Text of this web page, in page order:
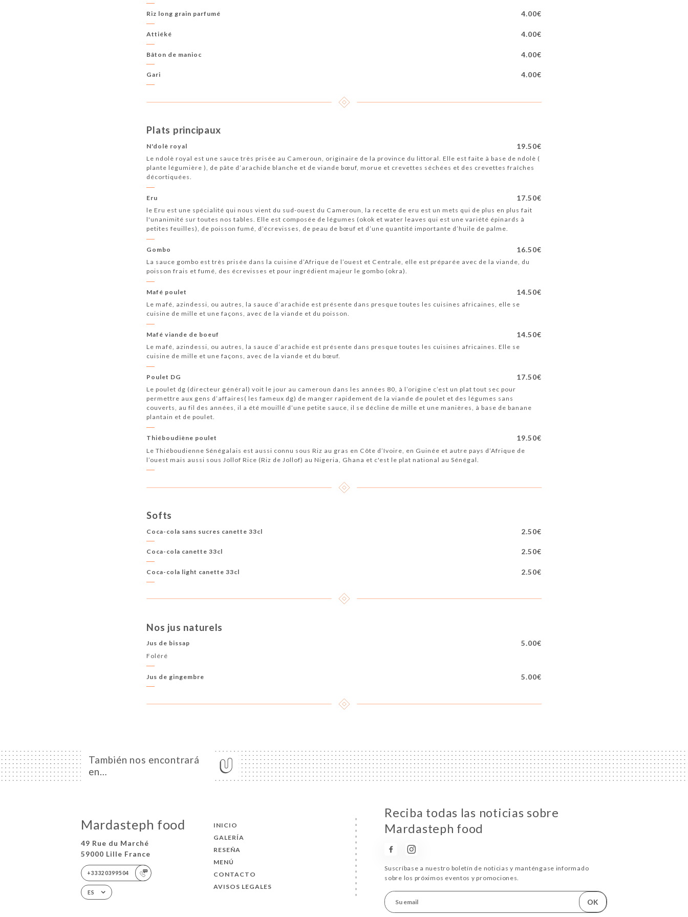
Riz long grain parfumé 4.00€
Attiéké 4.00€
Bâton de manioc 4.00€
Gari 4.00€
Plats principaux
N'dolè royal 19.50€
Le ndolè royal est une sauce très prisée au Cameroun, originaire de la province du littoral. Elle est faite à base de ndolè (
plante légumière ), de pâte d’arachide blanche et de viande bœuf, morue et crevettes séchées et des crevettes fraîches
décortiquées.
Eru 17.50€
le Eru est une spécialité qui nous vient du sud-ouest du Cameroun, la recette de eru est un mets qui de plus en plus fait
l'unanimité sur toutes nos tables. Elle est composée de légumes (okok et water leaves qui est une variété épinards à
petites feuilles), de poisson fumé, d’écrevisses, de peau de bœuf et d’une quantité importante d’huile de palme.
Gombo 16.50€
La sauce gombo est très prisée dans la cuisine d’Afrique de l’ouest et Centrale, elle est préparée avec de la viande, du
poisson frais et fumé, des écrevisses et pour ingrédient majeur le gombo (okra).
Mafé poulet 14.50€
Le mafé, azindessi, ou autres, la sauce d’arachide est présente dans presque toutes les cuisines africaines, elle se
cuisine de mille et une façons, avec de la viande et du poisson.
Mafé viande de boeuf 14.50€
Le mafé, azindessi, ou autres, la sauce d’arachide est présente dans presque toutes les cuisines africaines. Elle se
cuisine de mille et une façons, avec de la viande et du bœuf.
Poulet DG 17.50€
Le poulet dg (directeur général) voit le jour au cameroun dans les années 80, à l’origine c’est un plat tout sec pour
permettre aux gens d’affaires( les fameux dg) de manger rapidement de la viande de poulet et des légumes sans
couverts, au fil des années, il a été mouillé d’une petite sauce, il se décline de mille et une manières, à base de banane
plantain et de poulet.
Thiéboudiène poulet 19.50€
Le Thiéboudienne Sénégalais est aussi connu sous Riz au gras en Côte d’Ivoire, en Guinée et autre pays d’Afrique de
l’ouest mais aussi sous Jollof Rice (Riz de Jollof) au Nigeria, Ghana et c'est le plat national au Sénégal.
Softs
Coca-cola sans sucres canette 33cl 2.50€
Coca-cola canette 33cl 2.50€
Coca-cola light canette 33cl 2.50€
Nos jus naturels
Jus de bissap 5.00€
Foléré
Jus de gingembre 5.00€
También nos encontrará
en…
Mardasteph food
49 Rue du Marché
59000 Lille France
+33320399504
ES
INICIO
GALERÍA
RESEÑA
MENÚ
CONTACTO
AVISOS LEGALES
Reciba todas las noticias sobre
Mardasteph food
Suscríbase a nuestro boletín de noticias y manténgase informado
sobre los próximos eventos y promociones.
OK